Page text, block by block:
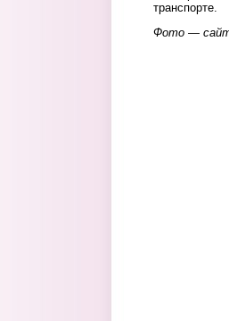
транспорте.
Фото — сайт